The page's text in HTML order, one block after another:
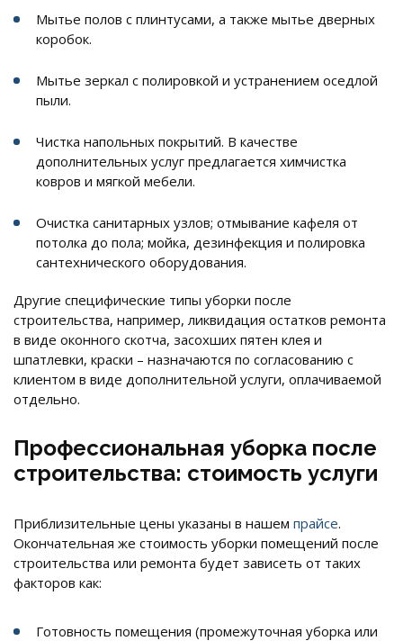
Мытье полов с плинтусами, а также мытье дверных
коробок.
Мытье зеркал с полировкой и устранением оседлой
пыли.
Чистка напольных покрытий. В качестве
дополнительных услуг предлагается химчистка
ковров и мягкой мебели.
Очистка санитарных узлов; отмывание кафеля от
потолка до пола; мойка, дезинфекция и полировка
сантехнического оборудования.
Другие специфические типы уборки после
строительства, например, ликвидация остатков ремонта
в виде оконного скотча, засохших пятен клея и
шпатлевки, краски – назначаются по согласованию с
клиентом в виде дополнительной услуги, оплачиваемой
отдельно.
Профессиональная уборка после
строительства: стоимость услуги
Приблизительные цены указаны в нашем прайсе.
Окончательная же стоимость уборки помещений после
строительства или ремонта будет зависеть от таких
факторов как:
Готовность помещения (промежуточная уборка или